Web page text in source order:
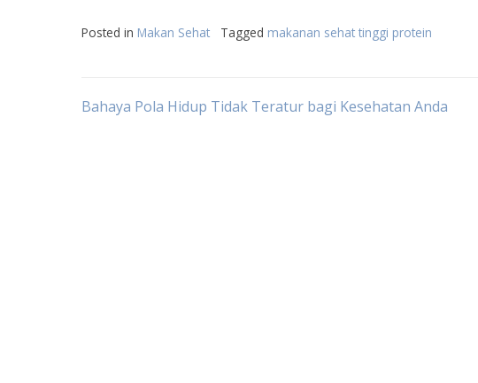
Posted in Makan Sehat Tagged makanan sehat tinggi protein
Post
Bahaya Pola Hidup Tidak Teratur bagi Kesehatan Anda